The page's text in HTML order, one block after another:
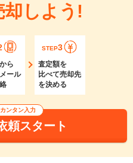
却しよう!
ら
ール
STEP3
査定額を
比べて売却先
を決める
ンタン入力
頼スタート